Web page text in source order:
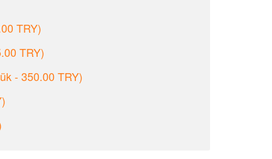
TRY)
TRY)
- 350.00 TRY)